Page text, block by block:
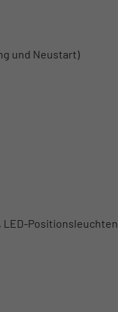
und Neustart)
Positionsleuchten